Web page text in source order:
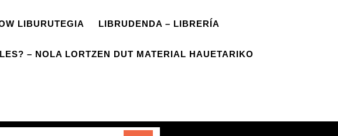
LIBURUTEGIA LIBRUDENDA – LIBRERÍA
– NOLA LORTZEN DUT MATERIAL HAUETARIKO